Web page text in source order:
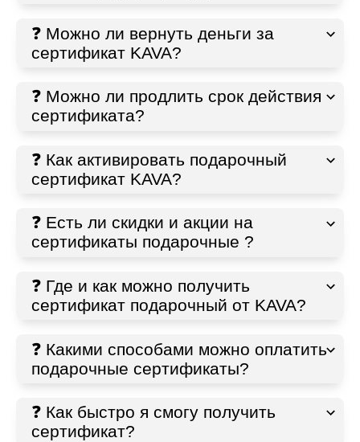
❓ Можно ли вернуть деньги за
сертификат KAVA?
❓ Можно ли продлить срок действия
сертификата?
❓ Как активировать подарочный
сертификат KAVA?
❓ Есть ли скидки и акции на
сертификаты подарочные ?
❓ Где и как можно получить
сертификат подарочный от KAVA?
❓ Какими способами можно оплатить
подарочные сертификаты?
❓ Как быстро я смогу получить
сертификат?